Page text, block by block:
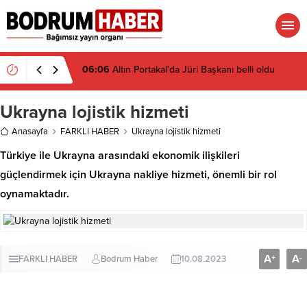
06:05 Antalya’da zirve Rusların: 7 ayda rekor
Ukrayna lojistik hizmeti
Anasayfa FARKLI HABER Ukrayna lojistik hizmeti
Türkiye ile Ukrayna arasındaki ekonomik ilişkileri
güçlendirmek için Ukrayna nakliye hizmeti, önemli bir rol
oynamaktadır.
FARKLI HABER Bodrum Haber 10.08.2023 A+ A-